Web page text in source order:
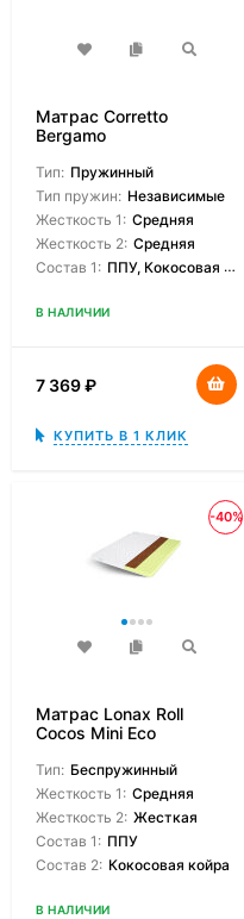
Матрас Corretto
Bergamo
Тип: Пружинный
Тип пружин: Независимые
Жесткость 1: Средняя
Жесткость 2: Средняя
Состав 1: ППУ, Кокосовая койра
В НАЛИЧИИ
7 369₽
КУПИТЬ В 1 КЛИК
-40%
Матрас Lonax Roll
Cocos Mini Eco
Тип: Беспружинный
Жесткость 1: Средняя
Жесткость 2: Жесткая
Состав 1: ППУ
Состав 2: Кокосовая койра
В НАЛИЧИИ